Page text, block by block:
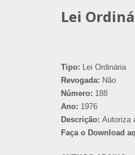
Lei
Tipo: Lei Ordinária
Revogada: Não
Número: 188
Ano: 1976
Descrição: Autoriza
Faça o Download